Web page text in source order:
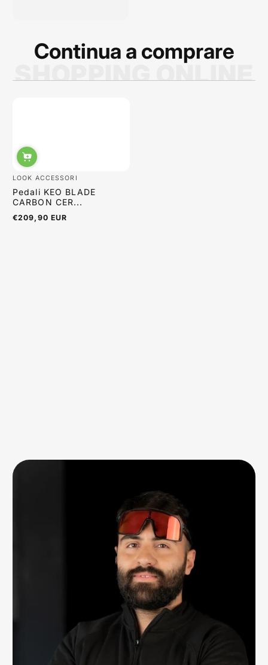
Continua a comprare
SHOPPING ONLINE
LOOK ACCESSORI
Pedali KEO BLADE
CARBON CER...
Prezzo
€209,90 EUR